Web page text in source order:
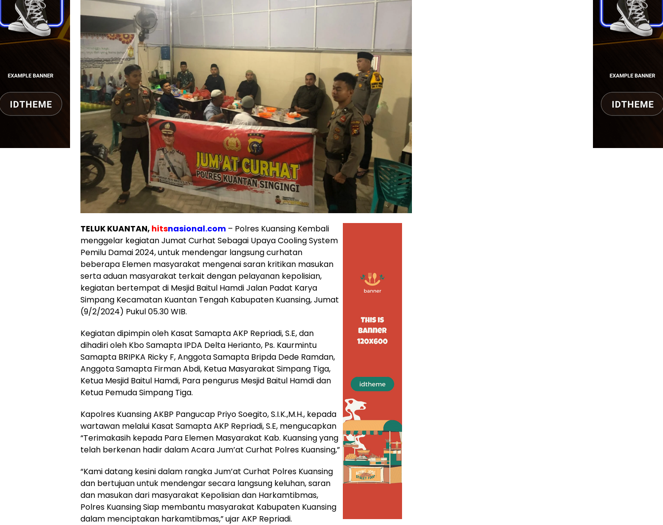
TELUK KUANTAN, hitsnasional.com – Polres Kuansing Kembali
menggelar kegiatan Jumat Curhat Sebagai Upaya Cooling System
Pemilu Damai 2024, untuk mendengar langsung curhatan
beberapa Elemen masyarakat mengenai saran kritikan masukan
serta aduan masyarakat terkait dengan pelayanan kepolisian,
kegiatan bertempat di Mesjid Baitul Hamdi Jalan Padat Karya
Simpang Kecamatan Kuantan Tengah Kabupaten Kuansing, Jumat
(9/2/2024) Pukul 05.30 WIB.
Kegiatan dipimpin oleh Kasat Samapta AKP Repriadi, S.E, dan
dihadiri oleh Kbo Samapta IPDA Delta Herianto, Ps. Kaurmintu
Samapta BRIPKA Ricky F, Anggota Samapta Bripda Dede Ramdan,
Anggota Samapta Firman Abdi, Ketua Masyarakat Simpang Tiga,
Ketua Mesjid Baitul Hamdi, Para pengurus Mesjid Baitul Hamdi dan
Ketua Pemuda Simpang Tiga.
Kapolres Kuansing AKBP Pangucap Priyo Soegito, S.I.K.,M.H., kepada
wartawan melalui Kasat Samapta AKP Repriadi, S.E, mengucapkan
“Terimakasih kepada Para Elemen Masyarakat Kab. Kuansing yang
telah berkenan hadir dalam Acara Jum’at Curhat Polres Kuansing,”
“Kami datang kesini dalam rangka Jum’at Curhat Polres Kuansing
dan bertujuan untuk mendengar secara langsung keluhan, saran
dan masukan dari masyarakat Kepolisian dan Harkamtibmas,
Polres Kuansing Siap membantu masyarakat Kabupaten Kuansing
dalam menciptakan harkamtibmas,” ujar AKP Repriadi.